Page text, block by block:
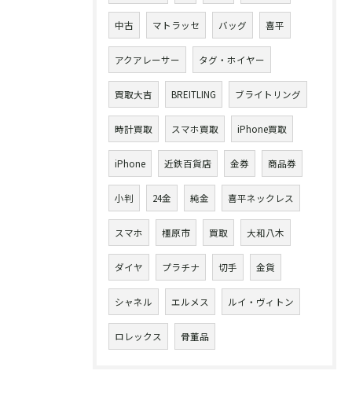
中古 マトラッセ バッグ 喜平
アクアレーサー タグ・ホイヤー
買取大吉 BREITLING ブライトリング
時計買取 スマホ買取 iPhone買取
iPhone 近鉄百貨店 金券 商品券
小判 24金 純金 喜平ネックレス
スマホ 橿原市 買取 大和八木
ダイヤ プラチナ 切手 金貨
シャネル エルメス ルイ・ヴィトン
ロレックス 骨董品